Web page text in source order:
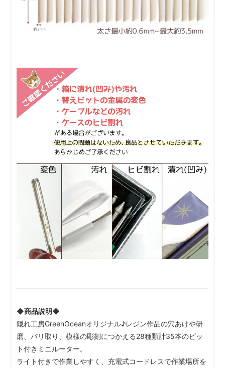
◆商品説明◆
隠れ工房GreenOceanオリジナル♪レジン作品の穴あけや研
磨、バリ取り、模様の彫刻につかえる28種類計35本のビッ
ト付きミニルーター。
ライト付きで作業しやすく、充電式コードレスで作業場所を